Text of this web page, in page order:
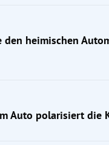
den heimischen
Auto polarisiert die